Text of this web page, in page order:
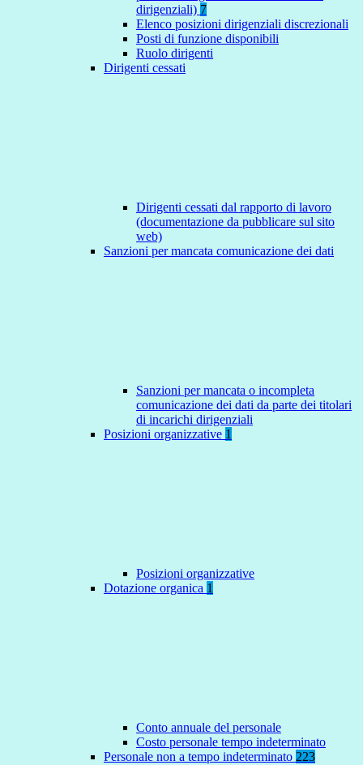
dirigenziali) 7
Elenco posizioni dirigenziali discrezionali
Posti di funzione disponibili
Ruolo dirigenti
Dirigenti cessati
Dirigenti cessati dal rapporto di lavoro
(documentazione da pubblicare sul sito
web)
Sanzioni per mancata comunicazione dei dati
Sanzioni per mancata o incompleta
comunicazione dei dati da parte dei titolari
di incarichi dirigenziali
Posizioni organizzative 1
Posizioni organizzative
Dotazione organica 1
Conto annuale del personale
Costo personale tempo indeterminato
Personale non a tempo indeterminato 223